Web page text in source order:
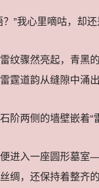
”我心里嘀咕，却
纹骤然亮起，青黑
霆道韵从缝隙中涌
阶两侧的墙壁嵌着“
进入一座圆形墓
绸，还保持着整齐